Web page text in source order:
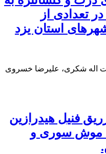
قارچ‌ها و آفلاتوکسین B1 در تعدادی از
استان یزد
اله شکری، علیرضا خسروی
فنیل هیدرازین
موش سوری و